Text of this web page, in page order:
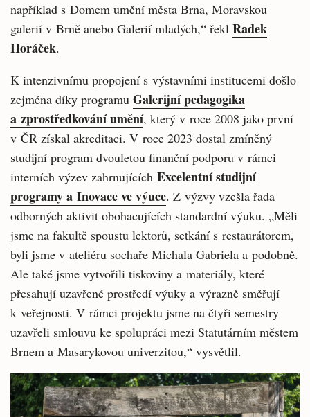
například s Domem umění města Brna, Moravskou
galerií v Brně anebo Galerií mladých,“ řekl Radek
Horáček.
K intenzivnímu propojení s výstavními institucemi došlo
zejména díky programu Galerijní pedagogika
a zprostředkování umění, který v roce 2008 jako první
v ČR získal akreditaci. V roce 2023 dostal zmíněný
studijní program dvouletou finanční podporu v rámci
interních výzev zahrnujících Excelentní studijní
programy a Inovace ve výuce. Z výzvy vzešla řada
odborných aktivit obohacujících standardní výuku. „Měli
jsme na fakultě spoustu lektorů, setkání s restaurátorem,
byli jsme v ateliéru sochaře Michala Gabriela a podobně.
Ale také jsme vytvořili tiskoviny a materiály, které
přesahují uzavřené prostředí výuky a výrazně směřují
k veřejnosti. V rámci projektu jsme na čtyři semestry
uzavřeli smlouvu ke spolupráci mezi Statutárním městem
Brnem a Masarykovou univerzitou,“ vysvětlil.